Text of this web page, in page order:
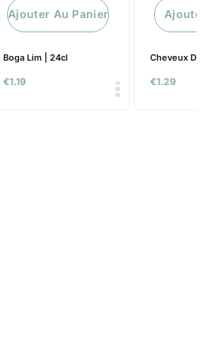
€1.19
Boga Lim | 24cl
Ajouter Au Panier
€1.29
Cheveux